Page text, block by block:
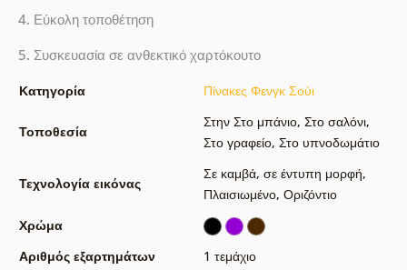
4. Εύκολη τοποθέτηση
5. Συσκευασία σε ανθεκτικό χαρτόκουτο
Κατηγορία Πίνακες Φενγκ Σούι
Τοποθεσία
Στην Στο μπάνιο, Στο σαλόνι,
Στο γραφείο, Στο υπνοδωμάτιο
Τεχνολογία εικόνας
Σε καμβά, σε έντυπη μορφή,
Πλαισιωμένο, Οριζόντιο
Χρώμα
Αριθμός εξαρτημάτων
1 τεμάχιο